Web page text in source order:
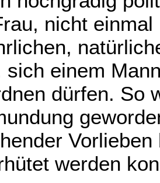
nicht
sich einem
dürfen. So
werden